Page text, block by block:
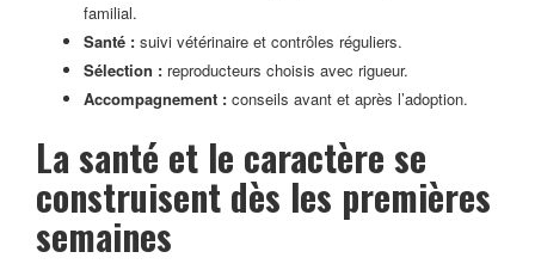
familial.
Santé : suivi vétérinaire et contrôles réguliers.
Sélection : reproducteurs choisis avec rigueur.
Accompagnement : conseils avant et après l’adoption.
La santé et le caractère se
construisent dès les premières
semaines